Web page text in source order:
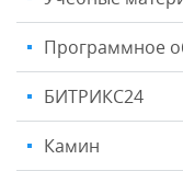
Программное
БИТРИКС24
Камин